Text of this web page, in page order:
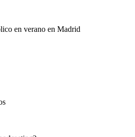
en verano en Madrid